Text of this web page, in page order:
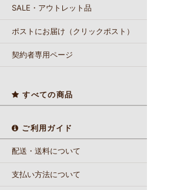
SALE・アウトレット品
ポストにお届け（クリックポスト）
契約者専用ページ
すべての商品
ご利用ガイド
配送・送料について
支払い方法について